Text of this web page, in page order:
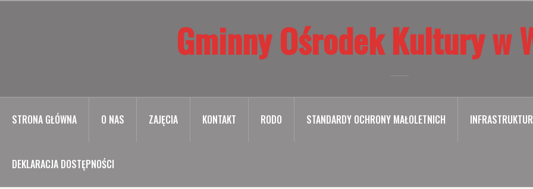
Gminny Ośrodek Kultury w
STRONA GŁÓWNA O NAS ZAJĘCIA KONTAKT RODO STANDARDY OCHRONY MAŁOLETNICH
DEKLARACJA DOSTĘPNOŚCI